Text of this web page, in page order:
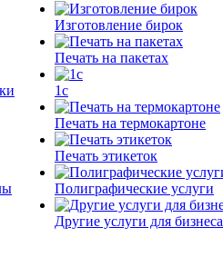
Изготовление бирок
Печать на пакетах
1c
Печать на термокартоне
Печать этикеток
Полиграфические услуги
Другие услуги для бизнеса